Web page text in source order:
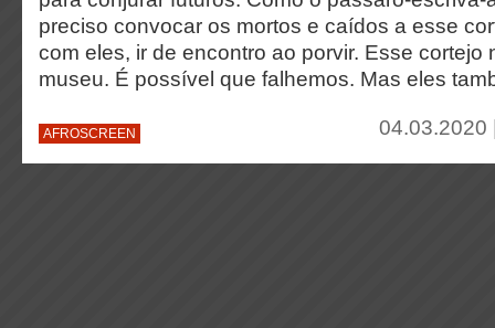
preciso convocar os mortos e caídos a esse
com eles, ir de encontro ao porvir. Esse cortejo
museu. É possível que falhemos. Mas eles
AFROSCREEN 04.03.2020